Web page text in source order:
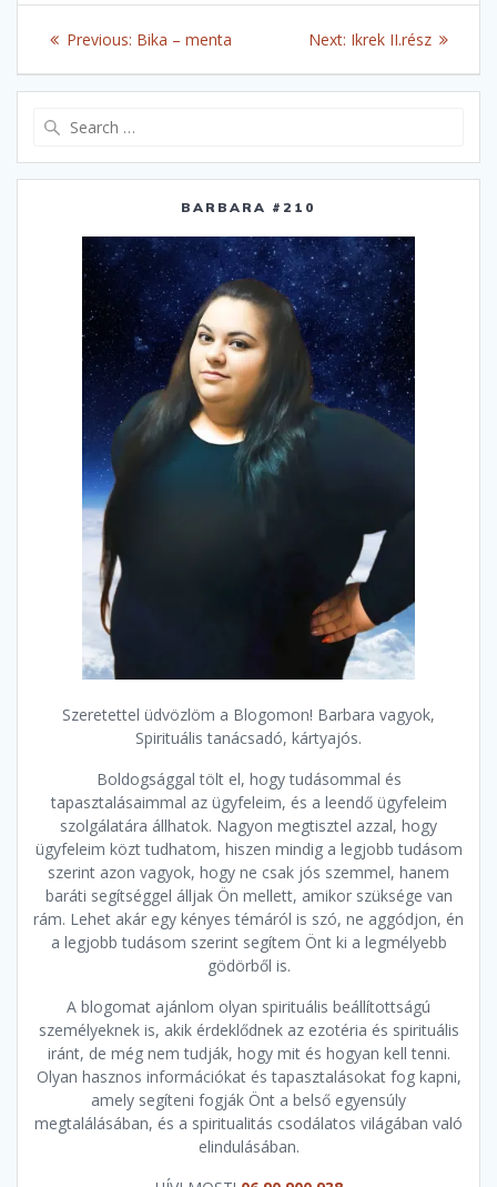
Post
navigation
Previous: Previous
Bika – menta Next: Next
Ikrek II.rész
BARBARA #210
Szeretettel üdvözlöm a Blogomon! Barbara vagyok,
Spirituális tanácsadó, kártyajós.
Boldogsággal tölt el, hogy tudásommal és
tapasztalásaimmal az ügyfeleim, és a leendő ügyfeleim
szolgálatára állhatok. Nagyon megtisztel azzal, hogy
ügyfeleim közt tudhatom, hiszen mindig a legjobb tudásom
szerint azon vagyok, hogy ne csak jós szemmel, hanem
baráti segítséggel álljak Ön mellett, amikor szüksége van
rám. Lehet akár egy kényes témáról is szó, ne aggódjon, én
a legjobb tudásom szerint segítem Önt ki a legmélyebb
gödörből is.
A blogomat ajánlom olyan spirituális beállítottságú
személyeknek is, akik érdeklődnek az ezotéria és spirituális
iránt, de még nem tudják, hogy mit és hogyan kell tenni.
Olyan hasznos információkat és tapasztalásokat fog kapni,
amely segíteni fogják Önt a belső egyensúly
megtalálásában, és a spiritualitás csodálatos világában való
elindulásában.